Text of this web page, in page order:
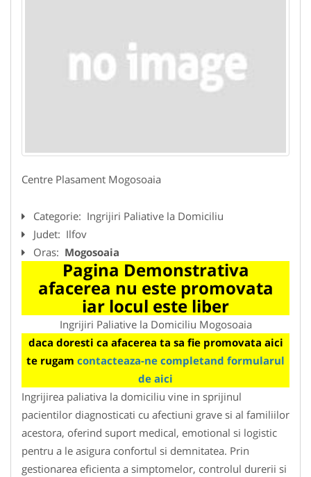
Centre Plasament Mogosoaia
Categorie: Ingrijiri Paliative la Domiciliu
Judet: Ilfov
Oras: Mogosoaia
Pagina Demonstrativa
afacerea nu este promovata
iar locul este liber
Ingrijiri Paliative la Domiciliu Mogosoaia
daca doresti ca afacerea ta sa fie promovata aici
te rugam contacteaza-ne completand formularul
de aici
Ingrijirea paliativa la domiciliu vine in sprijinul
pacientilor diagnosticati cu afectiuni grave si al familiilor
acestora, oferind suport medical, emotional si logistic
pentru a le asigura confortul si demnitatea. Prin
gestionarea eficienta a simptomelor, controlul durerii si